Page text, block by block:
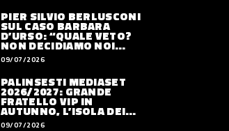
PIER SILVIO BERLUSCONI
SUL CASO BARBARA
D’URSO: “QUALE VETO?
NON DECIDIAMO NOI
DOVE LAVORERÀ”
09/07/2026
PALINSESTI MEDIASET
2026/2027: GRANDE
FRATELLO VIP IN
AUTUNNO, L’ISOLA DEI
FAMOSI SLITTA AL 2027
09/07/2026